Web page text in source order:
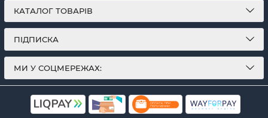
КАТАЛОГ ТОВАРІВ
ПІДПИСКА
МИ У СОЦМЕРЕЖАХ: